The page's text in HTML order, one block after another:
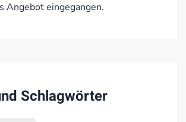
Angebot eingegangen.
Schlagwörter